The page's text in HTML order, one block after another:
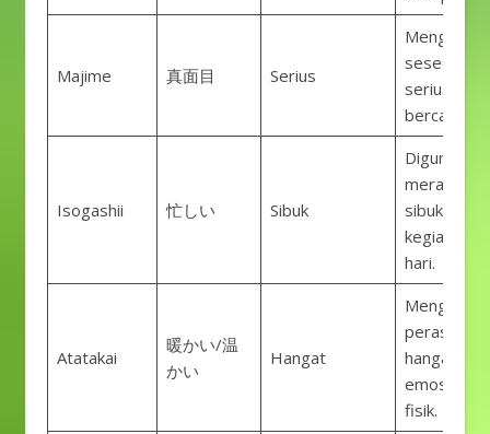
Majime 真面目 Serius
seseorang
serius dan
bercanda.
Isogashii 忙しい Sibuk
Digunakan
merasa
sibuk
kegiatan
hari.
Atatakai
暖かい/温
かい
Hangat
perasaan
hangat
emosional
fisik.